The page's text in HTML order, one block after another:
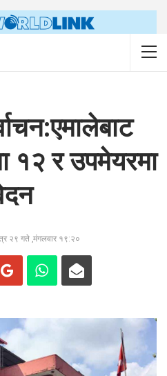
१२ र उपमेयरमा
२९ गते ,मंगलवार १९:२०